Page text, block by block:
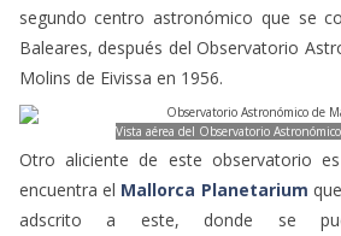
segundo centro astronómico que se
Baleares, después del Observatorio
Molins de Eivissa en 1956.
Vista aérea del Observatorio
Otro aliciente de este observatorio
encuentra el Mallorca Planetarium
adscrito a este, donde se